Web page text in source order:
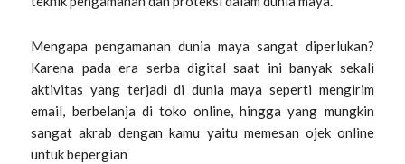
Mengapa pengamanan dunia maya sangat diperlukan?
Karena pada era serba digital saat ini banyak sekali
aktivitas yang terjadi di dunia maya seperti mengirim
email, berbelanja di toko online, hingga yang mungkin
sangat akrab dengan kamu yaitu memesan ojek online
untuk bepergian